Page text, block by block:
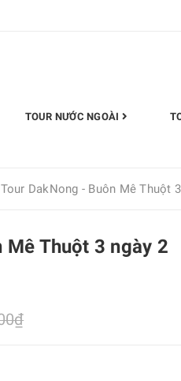
TOUR NƯỚC NGOÀI
Tour DakNong - Buôn Mê Thuột
Mê Thuột 3 ngày 2